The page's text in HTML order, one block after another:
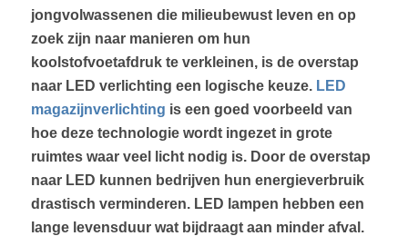
jongvolwassenen die milieubewust leven en op
zoek zijn naar manieren om hun
koolstofvoetafdruk te verkleinen, is de overstap
naar LED verlichting een logische keuze.LED
magazijnverlichting is een goed voorbeeld van
hoe deze technologie wordt ingezet in grote
ruimtes waar veel licht nodig is. Door de overstap
naar LED kunnen bedrijven hun energieverbruik
drastisch verminderen. LED lampen hebben een
lange levensduur wat bijdraagt aan minder afval.